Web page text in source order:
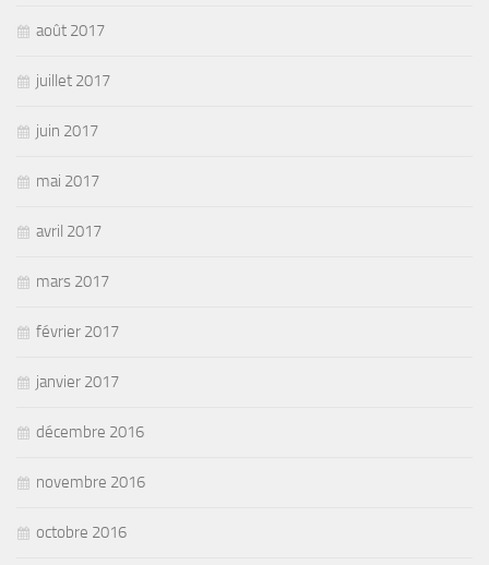
août 2017
juillet 2017
juin 2017
mai 2017
avril 2017
mars 2017
février 2017
janvier 2017
décembre 2016
novembre 2016
octobre 2016